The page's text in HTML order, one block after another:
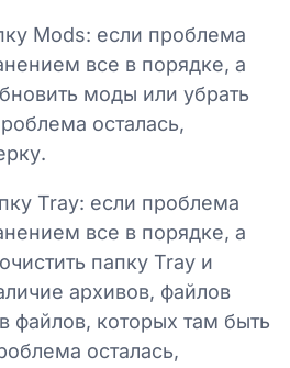
Mods: если проблема
все в порядке, а
моды или убрать
осталась,
Tray: если проблема
все в порядке, а
папку Tray и
архивов, файлов
файлов, которых там быть
осталась,